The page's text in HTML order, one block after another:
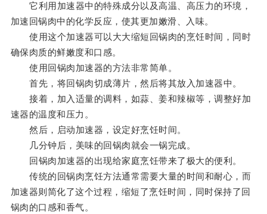
它利用加速器中的特殊成分以及高温、高压力的环境，
加速回锅肉中的化学反应，使其更加嫩滑、入味。
使用这个加速器可以大大缩短回锅肉的烹饪时间，同时
确保肉质的鲜嫩度和口感。
使用回锅肉加速器的方法非常简单。
首先，将回锅肉切成薄片，然后将其放入加速器中。
接着，加入适量的调料，如蒜、姜和辣椒等，调整好加
速器的温度和压力。
然后，启动加速器，设定好烹饪时间。
几分钟后，美味的回锅肉就会一锅完成。
回锅肉加速器的出现给家庭烹饪带来了极大的便利。
传统的回锅肉烹饪方法通常需要大量的时间和耐心，而
加速器则简化了这个过程，缩短了烹饪时间，同时保持了回
锅肉的口感和香气。